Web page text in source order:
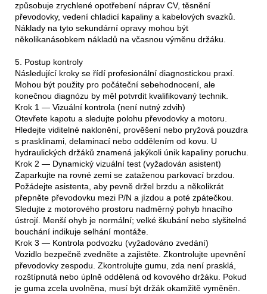
způsobuje zrychlené opotřebení náprav CV, těsnění
převodovky, vedení chladicí kapaliny a kabelových svazků.
Náklady na tyto sekundární opravy mohou být
několikanásobkem nákladů na včasnou výměnu držáku.
5. Postup kontroly
Následující kroky se řídí profesionální diagnostickou praxí.
Mohou být použity pro počáteční sebehodnocení, ale
konečnou diagnózu by měl potvrdit kvalifikovaný technik.
Krok 1 — Vizuální kontrola (není nutný zdvih)
Otevřete kapotu a sledujte polohu převodovky a motoru.
Hledejte viditelné naklonění, prověšení nebo pryžová pouzdra
s prasklinami, delaminací nebo oddělením od kovu. U
hydraulických držáků znamená jakýkoli únik kapaliny poruchu.
Krok 2 — Dynamický vizuální test (vyžadován asistent)
Zaparkujte na rovné zemi se zataženou parkovací brzdou.
Požádejte asistenta, aby pevně držel brzdu a několikrát
přepněte převodovku mezi P/N a jízdou a poté zpátečkou.
Sledujte z motorového prostoru nadměrný pohyb hnacího
ústrojí. Menší ohyb je normální; velké škubání nebo slyšitelné
bouchání indikuje selhání montáže.
Krok 3 — Kontrola podvozku (vyžadováno zvedání)
Vozidlo bezpečně zvedněte a zajistěte. Zkontrolujte upevnění
převodovky zespodu. Zkontrolujte gumu, zda není prasklá,
rozštípnutá nebo úplně oddělená od kovového držáku. Pokud
je guma zcela uvolněna, musí být držák okamžitě vyměněn.